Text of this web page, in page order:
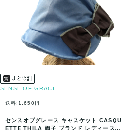
SENSE OF GRACE
送料:1,650円
センスオブグレース キャスケット CASQU
ETTE THILA 帽子 ブランド レディース